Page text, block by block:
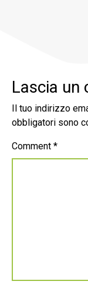
Lascia un
Il tuo indirizzo
obbligatori sono
Comment *